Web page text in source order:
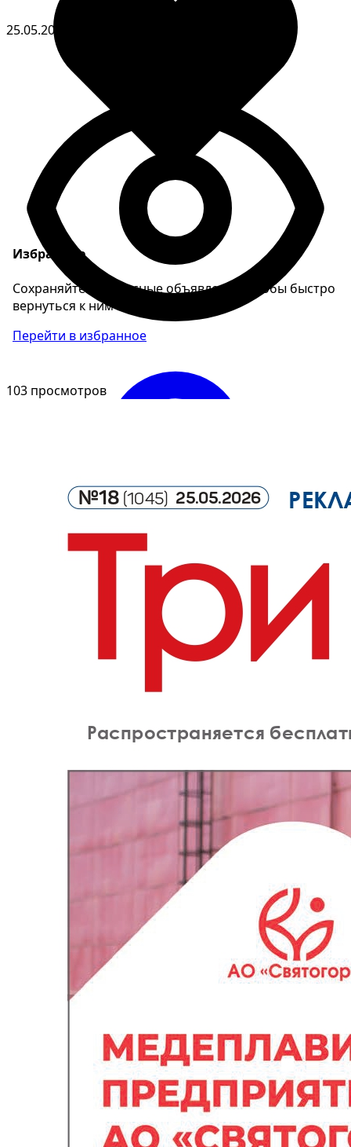
Избранное
Сохраняйте интересные объявления, чтобы быстро
вернуться к ним позже.
Перейти в избранное
Личный кабинет
Управляйте объявлениями, отслеживайте
публикации и получайте сообщения
Войти или зарегистрироваться
25.05.2026
103 просмотров